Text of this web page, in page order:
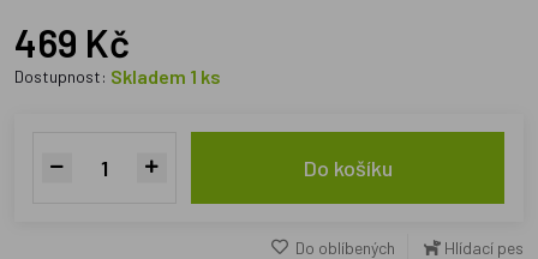
469 Kč
Dostupnost: Skladem 1 ks
Do košíku
Do oblíbených Hlídací pes